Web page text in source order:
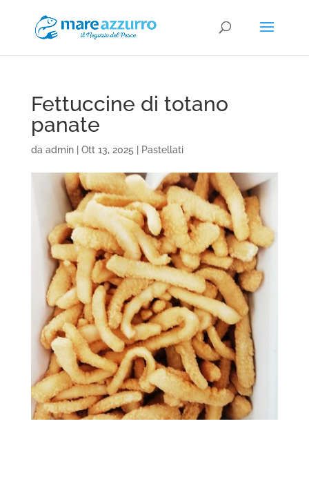
Fettuccine di totano
panate
da admin| Ott 13, 2025 Pastellati